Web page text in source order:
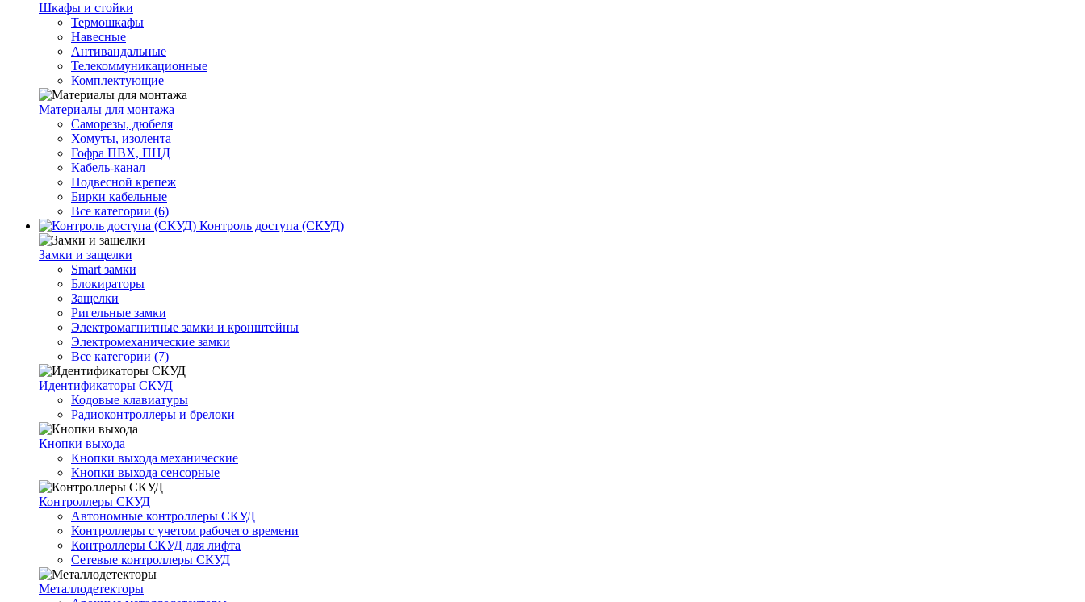
Шкафы и стойки
Термошкафы
Навесные
Антивандальные
Телекоммуникационные
Комплектующие
Материалы для монтажа
Саморезы, дюбеля
Хомуты, изолента
Гофра ПВХ, ПНД
Кабель-канал
Подвесной крепеж
Бирки кабельные
Все категории (6)
Контроль доступа (СКУД)
Замки и защелки
Smart замки
Блокираторы
Защелки
Ригельные замки
Электромагнитные замки и кронштейны
Электромеханические замки
Все категории (7)
Идентификаторы СКУД
Кодовые клавиатуры
Радиоконтроллеры и брелоки
Кнопки выхода
Кнопки выхода механические
Кнопки выхода сенсорные
Контроллеры СКУД
Автономные контроллеры СКУД
Контроллеры с учетом рабочего времени
Контроллеры СКУД для лифта
Сетевые контроллеры СКУД
Металлодетекторы